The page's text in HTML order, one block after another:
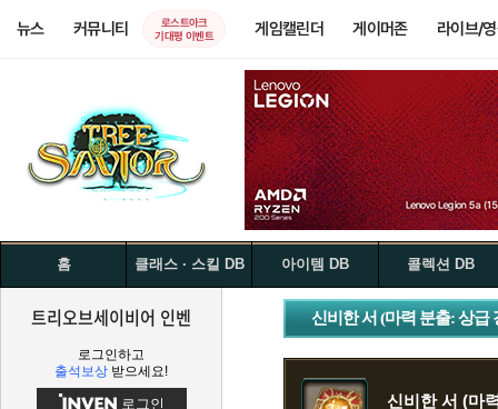
뉴스 커뮤니티
로스트아크
기대평 이벤트
게임캘린더 게이머존 라이브/
홈 클래스 · 스킬 DB 아이템 DB 콜렉션 DB
트리오브세이비어 인벤
로그인하고
출석보상 받으세요!
로그인
신비한 서 (마력 분출: 상급
신비한 서 (마